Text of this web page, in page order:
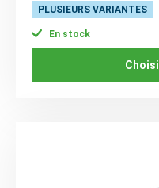
PLUSIEURS VARIANTES
En stock